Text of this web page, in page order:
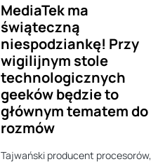
MediaTek ma
świąteczną
niespodziankę! Przy
wigilijnym stole
technologicznych
geeków będzie to
głównym tematem do
rozmów
Tajwański producent procesorów,